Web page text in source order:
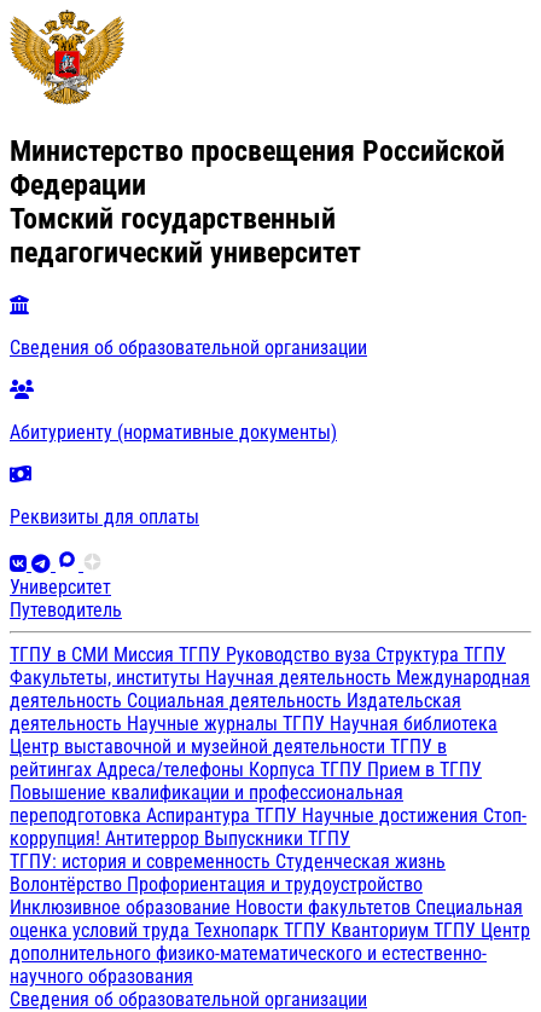
Министерство просвещения Российской
Федерации
Томский государственный
педагогический университет
Сведения об образовательной организации
Абитуриенту (нормативные документы)
Реквизиты для оплаты
Университет
Путеводитель
ТГПУ в СМИ Миссия ТГПУ Руководство вуза Структура ТГПУ
Факультеты, институты Научная деятельность Международная
деятельность Социальная деятельность Издательская
деятельность Научные журналы ТГПУ Научная библиотека
Центр выставочной и музейной деятельности ТГПУ в
рейтингах Адреса/телефоны Корпуса ТГПУ Прием в ТГПУ
Повышение квалификации и профессиональная
переподготовка Аспирантура ТГПУ Научные достижения Стоп-
коррупция! Антитеррор Выпускники ТГПУ
ТГПУ: история и современность Студенческая жизнь
Волонтёрство Профориентация и трудоустройство
Инклюзивное образование Новости факультетов Специальная
оценка условий труда Технопарк ТГПУ Кванториум ТГПУ Центр
дополнительного физико-математического и естественно-
научного образования
Сведения об образовательной организации